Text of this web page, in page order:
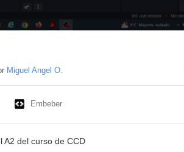
Miguel Angel O.
Embeber
A2 del curso de CCD